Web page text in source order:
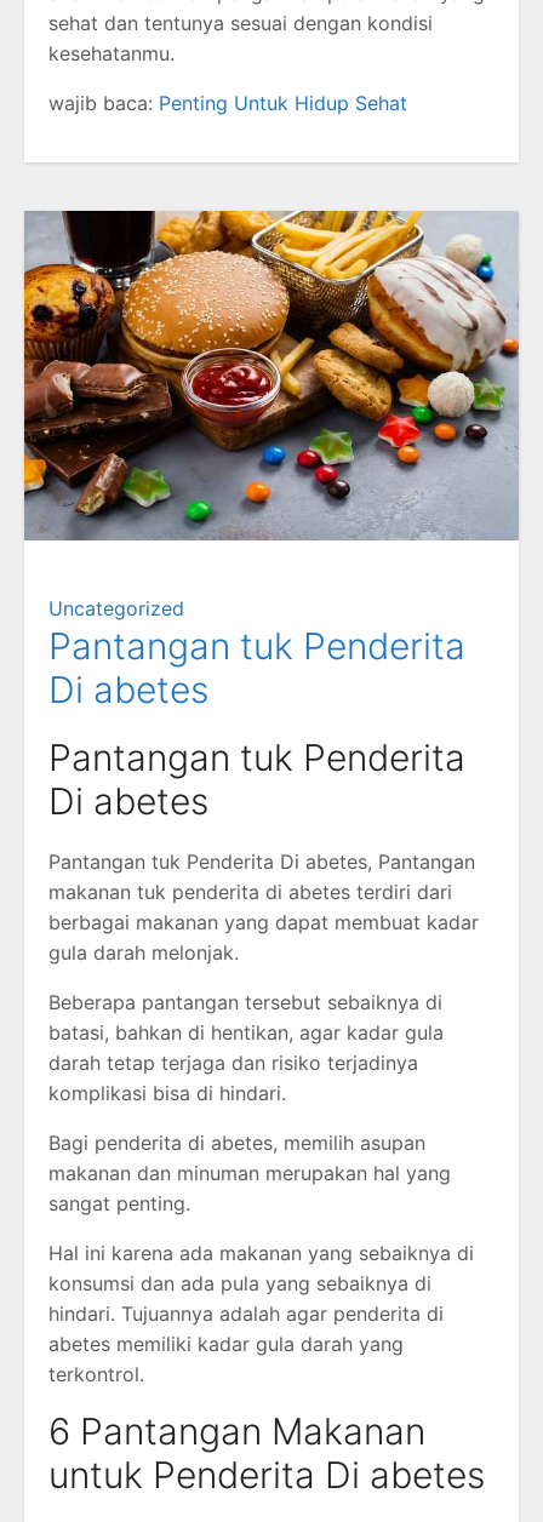
sehat dan tentunya sesuai dengan kondisi
kesehatanmu.
wajib baca: Penting Untuk Hidup Sehat
Uncategorized
Pantangan tuk Penderita
Di abetes
Pantangan tuk Penderita
Di abetes
Pantangan tuk Penderita Di abetes, Pantangan
makanan tuk penderita di abetes terdiri dari
berbagai makanan yang dapat membuat kadar
gula darah melonjak.
Beberapa pantangan tersebut sebaiknya di
batasi, bahkan di hentikan, agar kadar gula
darah tetap terjaga dan risiko terjadinya
komplikasi bisa di hindari.
Bagi penderita di abetes, memilih asupan
makanan dan minuman merupakan hal yang
sangat penting.
Hal ini karena ada makanan yang sebaiknya di
konsumsi dan ada pula yang sebaiknya di
hindari. Tujuannya adalah agar penderita di
abetes memiliki kadar gula darah yang
terkontrol.
6 Pantangan Makanan
untuk Penderita Di abetes